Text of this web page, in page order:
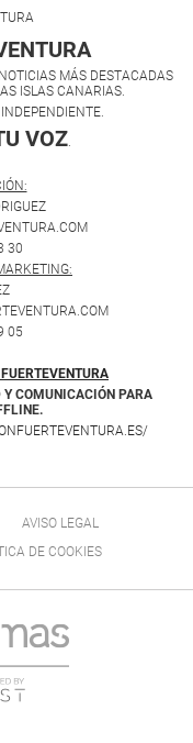
MÁS DESTACADAS
ISLAS CANARIAS.
VOZ
30
05
COMUNICACIÓN PARA
AVISO LEGAL
DE COOKIES